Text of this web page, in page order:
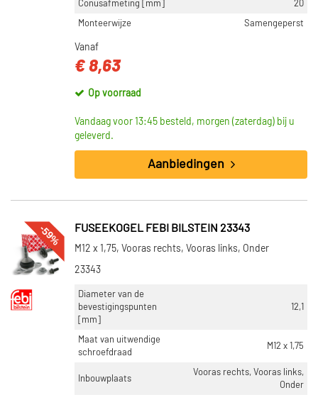
Conusafmeting [mm]
20
Monteerwijze
Samengeperst
Vanaf
€ 8,63
Op voorraad
Vandaag voor 13:45 besteld, morgen (zaterdag) bij u
geleverd.
Aanbiedingen
-59% FUSEEKOGEL FEBI BILSTEIN 23343
M12 x 1,75, Vooras rechts, Vooras links, Onder
23343
Diameter van de
bevestigingspunten
[mm]
12,1
Maat van uitwendige
schroefdraad
M12 x 1,75
Inbouwplaats
Vooras rechts, Vooras links,
Onder